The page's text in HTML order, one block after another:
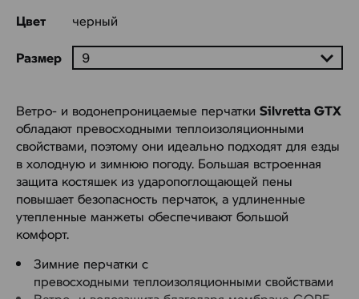
Цвет
черный
Размер
Ветро- и водонепроницаемые перчатки Silvretta GTX
обладают превосходными теплоизоляционными
свойствами, поэтому они идеально подходят для езды
в холодную и зимнюю погоду. Большая встроенная
защита костяшек из ударопоглощающей пены
повышает безопасность перчаток, а удлиненные
утепленные манжеты обеспечивают большой
комфорт.
Зимние перчатки с
превосходными теплоизоляционными свойствами